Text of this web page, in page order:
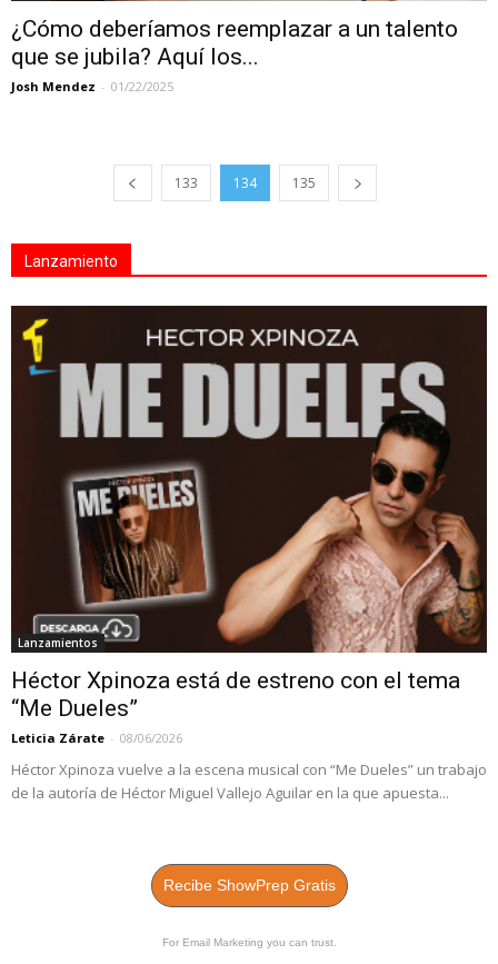
¿Cómo deberíamos reemplazar a un talento
que se jubila? Aquí los...
Josh Mendez - 01/22/2025
133 134 135
Lanzamiento
Lanzamientos
Héctor Xpinoza está de estreno con el tema
“Me Dueles”
Leticia Zárate - 08/06/2026
Héctor Xpinoza vuelve a la escena musical con “Me Dueles” un trabajo
de la autoría de Héctor Miguel Vallejo Aguilar en la que apuesta...
Recibe ShowPrep Gratis
For Email Marketing you can trust.